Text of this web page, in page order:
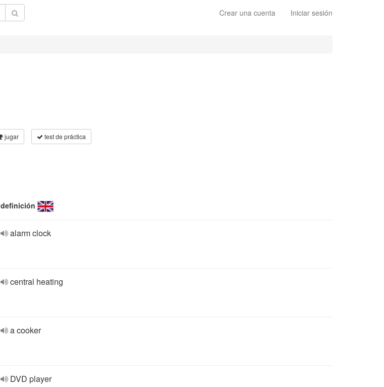
Crear una cuenta Iniciar sesión
jugar test de práctica
definición
alarm clock
central heating
a cooker
DVD player